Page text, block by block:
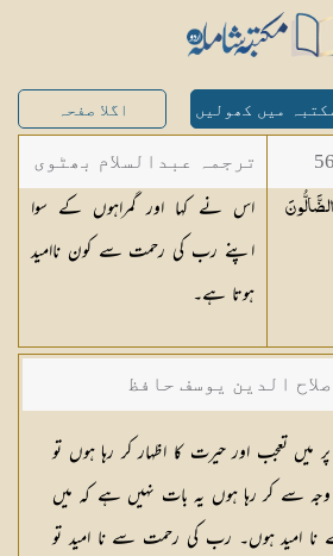
میں کھولیں اگلا صفحہ
الضَّالُّونَ
ترجمہ عبدالسلام بھٹوی
- عبدالسلام بن محمد
اس نے کہا اور گمراہوں کے سوا
اپنے رب کی رحمت سے کون ناامید
ہوتا ہے۔
الدین یوسف حافظ
میں تعجب اور حیرت کا اظہار کر رہا ہوں تو
سے کر رہا ہوں یہ بات نہیں ہے کہ میں
امید ہوں۔ رب کی رحمت سے نا امید تو